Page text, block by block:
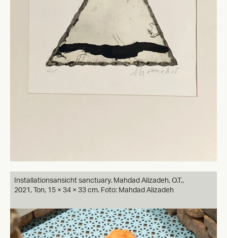
Installationsansicht sanctuary. Mahdad Alizadeh, O.T.,
2021, Ton, 15 × 34 × 33 cm. Foto: Mahdad Alizadeh